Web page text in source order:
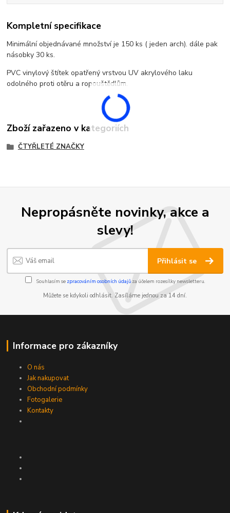
Kompletní specifikace
Minimální objednávané množství je 150 ks ( jeden arch). dále pak
násobky 30 ks.
PVC vinylový štítek opatřený vrstvou UV akrylového laku
odolného proti otěru a ropouštědlům.
Zboží zařazeno v kategoriích
ČTYŘLETÉ ZNAČKY
Nepropásněte novinky, akce a
slevy!
Přihlásit se
Souhlasím se zpracováním osobních údajůza účelem rozesílky newsletteru.
Můžete se kdykoli odhlásit. Zasíláme jednou za 14 dní.
Informace pro zákazníky
O nás
Jak nakupovat
Obchodní podmínky
Fotogalerie
Kontakty